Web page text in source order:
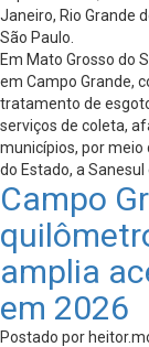
Janeiro, Rio Grande
São Paulo.
Em Mato Grosso do
em Campo Grande,
tratamento de
serviços de coleta,
municípios, por meio
do Estado, a Sanesul
Campo
amplia
em 2026
Postado por